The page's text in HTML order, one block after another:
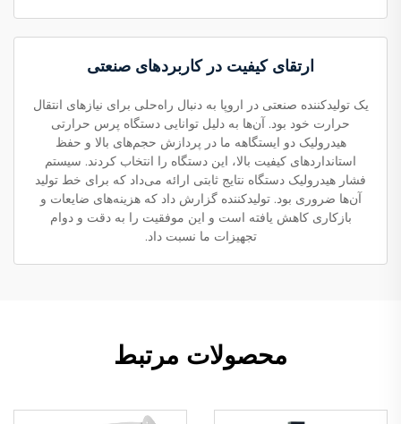
ارتقای کیفیت در کاربردهای صنعتی
یک تولیدکننده صنعتی در اروپا به دنبال راه‌حلی برای نیازهای انتقال
حرارت خود بود. آن‌ها به دلیل توانایی دستگاه پرس حرارتی
هیدرولیک دو ایستگاهه ما در پردازش حجم‌های بالا و حفظ
استانداردهای کیفیت بالا، این دستگاه را انتخاب کردند. سیستم
فشار هیدرولیک دستگاه نتایج ثابتی ارائه می‌داد که برای خط تولید
آن‌ها ضروری بود. تولیدکننده گزارش داد که هزینه‌های ضایعات و
بازکاری کاهش یافته است و این موفقیت را به دقت و دوام
تجهیزات ما نسبت داد.
محصولات مرتبط